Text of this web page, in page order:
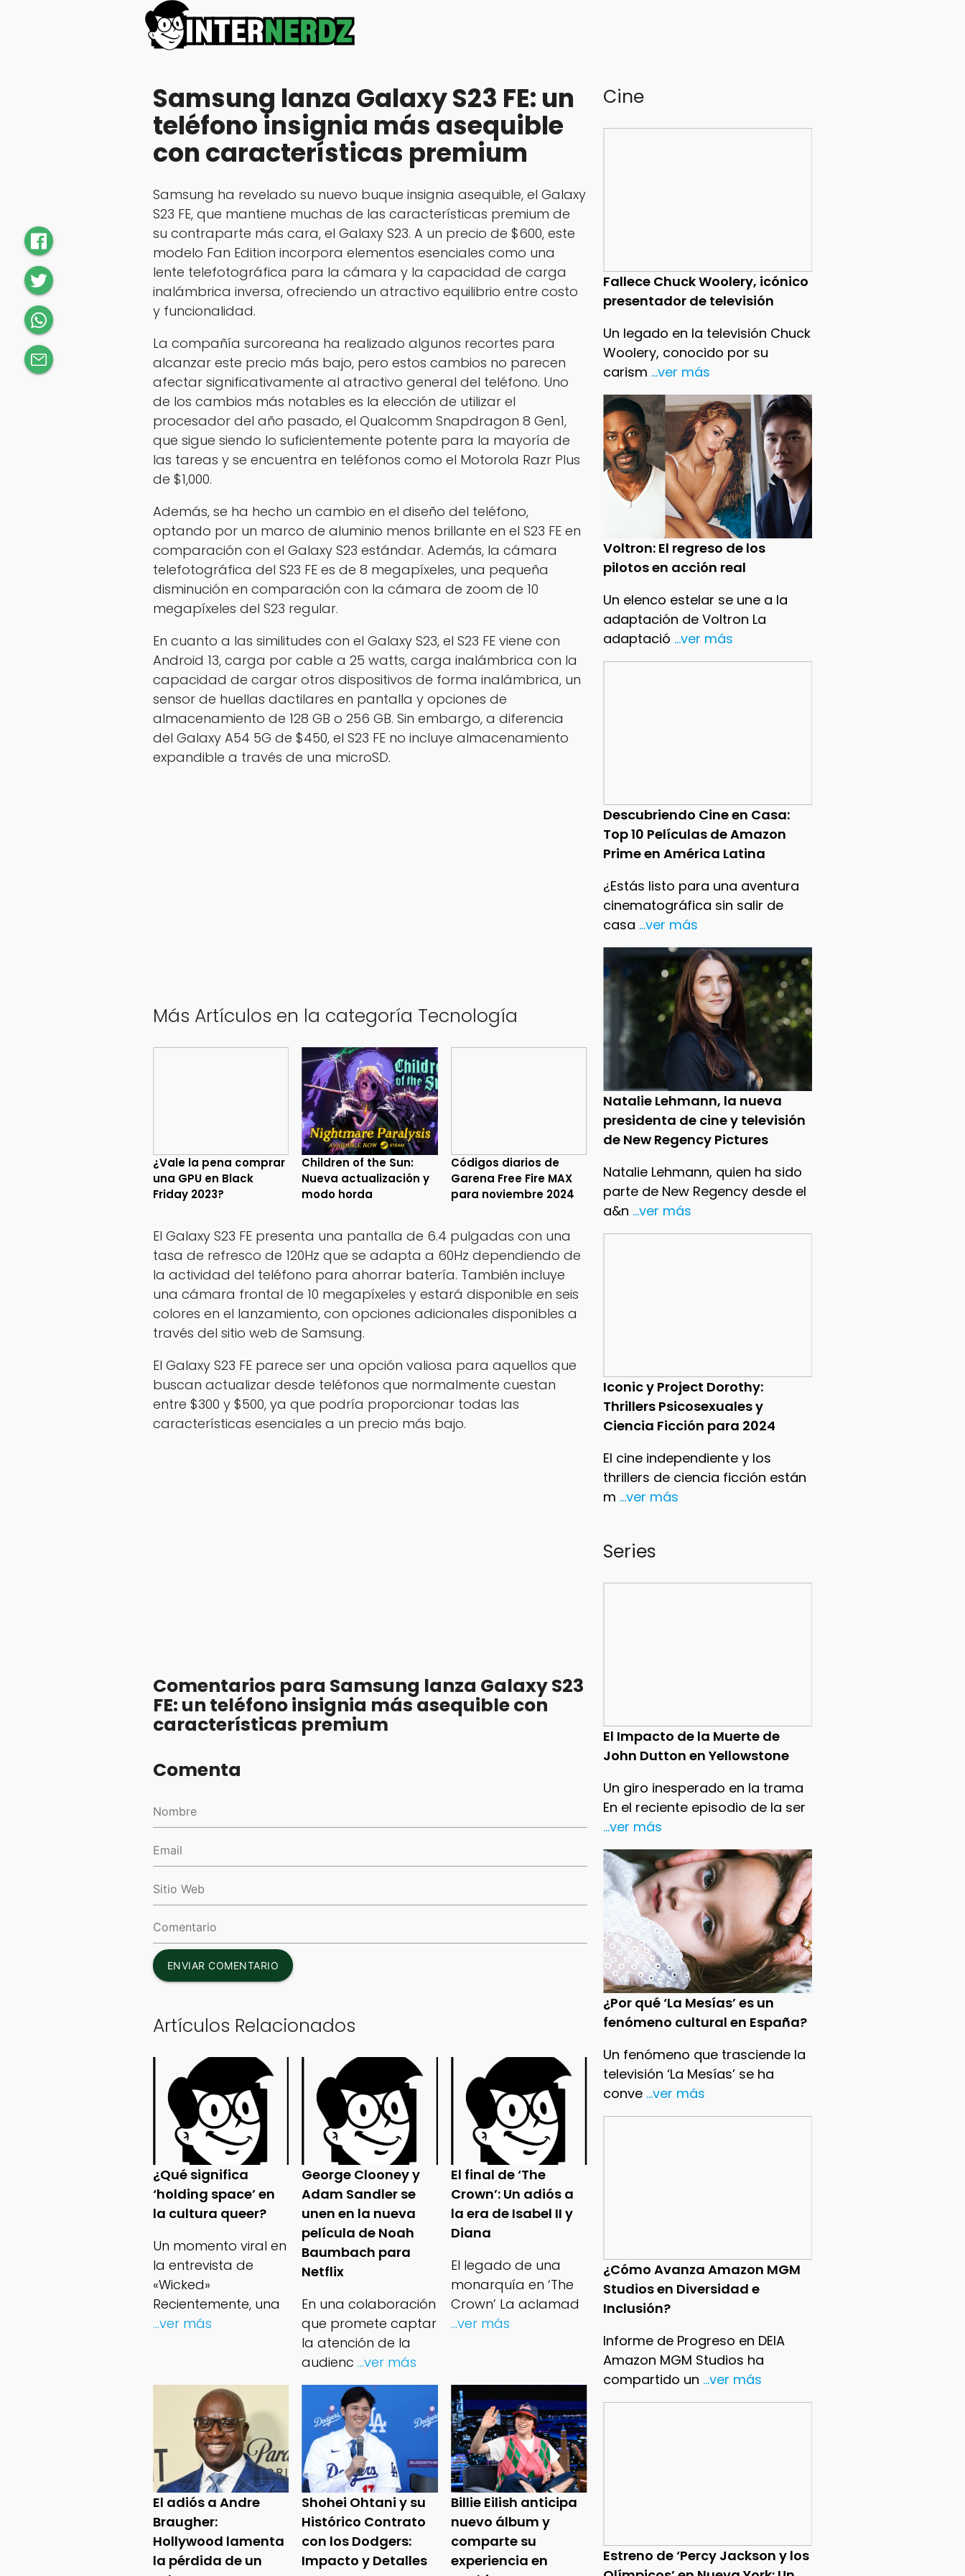
Cine
Fallece Chuck Woolery, icónico
presentador de televisión
Un legado en la televisión Chuck
Woolery, conocido por su
carism ...ver más
Voltron: El regreso de los
pilotos en acción real
Un elenco estelar se une a la
adaptación de Voltron La
adaptació ...ver más
Descubriendo Cine en Casa:
Top 10 Películas de Amazon
Prime en América Latina
¿Estás listo para una aventura
cinematográfica sin salir de
casa ...ver más
Natalie Lehmann, la nueva
presidenta de cine y televisión
de New Regency Pictures
Natalie Lehmann, quien ha sido
parte de New Regency desde el
a&n ...ver más
Iconic y Project Dorothy:
Thrillers Psicosexuales y
Ciencia Ficción para 2024
El cine independiente y los
thrillers de ciencia ficción están
m ...ver más
Series
El Impacto de la Muerte de
John Dutton en Yellowstone
Un giro inesperado en la trama
En el reciente episodio de la ser
...ver más
¿Por qué ‘La Mesías’ es un
fenómeno cultural en España?
Un fenómeno que trasciende la
televisión ‘La Mesías’ se ha
conve ...ver más
¿Cómo Avanza Amazon MGM
Studios en Diversidad e
Inclusión?
Informe de Progreso en DEIA
Amazon MGM Studios ha
compartido un ...ver más
Estreno de ‘Percy Jackson y los
Samsung lanza Galaxy S23 FE: un
teléfono insignia más asequible
con características premium
Samsung ha revelado su nuevo buque insignia asequible, el Galaxy
S23 FE, que mantiene muchas de las características premium de
su contraparte más cara, el Galaxy S23. A un precio de $600, este
modelo Fan Edition incorpora elementos esenciales como una
lente telefotográfica para la cámara y la capacidad de carga
inalámbrica inversa, ofreciendo un atractivo equilibrio entre costo
y funcionalidad.
La compañía surcoreana ha realizado algunos recortes para
alcanzar este precio más bajo, pero estos cambios no parecen
afectar significativamente al atractivo general del teléfono. Uno
de los cambios más notables es la elección de utilizar el
procesador del año pasado, el Qualcomm Snapdragon 8 Gen1,
que sigue siendo lo suficientemente potente para la mayoría de
las tareas y se encuentra en teléfonos como el Motorola Razr Plus
de $1,000.
Además, se ha hecho un cambio en el diseño del teléfono,
optando por un marco de aluminio menos brillante en el S23 FE en
comparación con el Galaxy S23 estándar. Además, la cámara
telefotográfica del S23 FE es de 8 megapíxeles, una pequeña
disminución en comparación con la cámara de zoom de 10
megapíxeles del S23 regular.
En cuanto a las similitudes con el Galaxy S23, el S23 FE viene con
Android 13, carga por cable a 25 watts, carga inalámbrica con la
capacidad de cargar otros dispositivos de forma inalámbrica, un
sensor de huellas dactilares en pantalla y opciones de
almacenamiento de 128 GB o 256 GB. Sin embargo, a diferencia
del Galaxy A54 5G de $450, el S23 FE no incluye almacenamiento
expandible a través de una microSD.
Más Artículos en la categoría Tecnología
¿Vale la pena comprar
una GPU en Black
Friday 2023?
Children of the Sun:
Nueva actualización y
modo horda
Códigos diarios de
Garena Free Fire MAX
para noviembre 2024
El Galaxy S23 FE presenta una pantalla de 6.4 pulgadas con una
tasa de refresco de 120Hz que se adapta a 60Hz dependiendo de
la actividad del teléfono para ahorrar batería. También incluye
una cámara frontal de 10 megapíxeles y estará disponible en seis
colores en el lanzamiento, con opciones adicionales disponibles a
través del sitio web de Samsung.
El Galaxy S23 FE parece ser una opción valiosa para aquellos que
buscan actualizar desde teléfonos que normalmente cuestan
entre $300 y $500, ya que podría proporcionar todas las
características esenciales a un precio más bajo.
Comentarios para Samsung lanza Galaxy S23
FE: un teléfono insignia más asequible con
características premium
Comenta
ENVIAR COMENTARIO
Artículos Relacionados
¿Qué significa
‘holding space’ en
la cultura queer?
Un momento viral en
la entrevista de
«Wicked»
Recientemente, una
...ver más
George Clooney y
Adam Sandler se
unen en la nueva
película de Noah
Baumbach para
Netflix
En una colaboración
que promete captar
la atención de la
audienc ...ver más
El final de ‘The
Crown’: Un adiós a
la era de Isabel II y
Diana
El legado de una
monarquía en ‘The
Crown’ La aclamad
...ver más
El adiós a Andre
Braugher:
Hollywood lamenta
la pérdida de un
Shohei Ohtani y su
Histórico Contrato
con los Dodgers:
Impacto y Detalles
Billie Eilish anticipa
nuevo álbum y
comparte su
experiencia en